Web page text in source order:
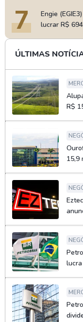
7
Engie
lucrar R$
ÚLTIMAS
R$
15,9